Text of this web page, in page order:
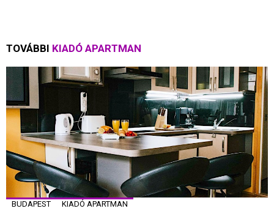
TOVÁBBI KIADÓ APARTMAN
BUDAPEST KIADÓ APARTMAN